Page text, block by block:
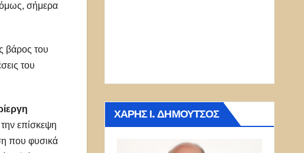
όμως, σήμερα
βάρος του
του
επίσκεψη
που φυσικά
ΧΆΡΗΣ Ι. ΔΗΜΟΎΤΣΟΣ